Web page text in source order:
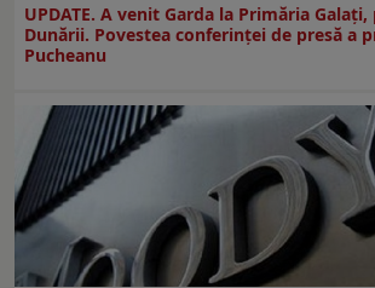
UPDATE. A venit Garda la Primăria
Dunării. Povestea conferinţei de presă a
Pucheanu